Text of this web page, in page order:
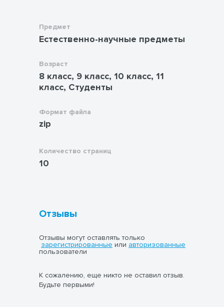
Предмет
Естественно-научные предметы
Возраст
8 класс, 9 класс, 10 класс, 11
класс, Студенты
Формат файла
zip
Количество страниц
10
Отзывы
Отзывы могут оставлять только
зарегистрированные или авторизованные
пользователи
К сожалению, еще никто не оставил отзыв.
Будьте первыми!